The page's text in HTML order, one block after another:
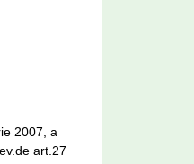
2007, a
art.27